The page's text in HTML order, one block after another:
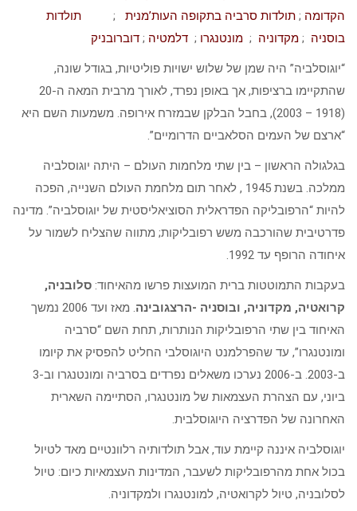
הקדומה ; תולדות סרביה בתקופה העות’מנית ; תולדות
בוסניה ; מקדוניה ; מונטנגרו ; דלמטיה ; דוברובניק
“יוגוסלביה” היה שמן של שלוש ישויות פוליטיות, בגודל שונה,
שהתקיימו ברציפות, אך באופן נפרד, לאורך מרבית המאה ה-20
(1918 – 2003), בחבל הבלקן שבמזרח אירופה. משמעות השם היא
“ארצם של העמים הסלאביים הדרומיים”.
בגלגולה הראשון – בין שתי מלחמות העולם – היתה יוגוסלביה
ממלכה. בשנת 1945 , לאחר תום מלחמת העולם השנייה, הפכה
להיות “הרפובליקה הפדראלית הסוציאליסטית של יוגוסלביה”. מדינה
פדרטיבית שהורכבה משש רפובליקות; מתווה שהצליח לשמור על
איחודה הרופף עד 1992.
בעקבות התמוטטות ברית המועצות פרשו מהאיחוד: סלובניה,
קרואטיה, מקדוניה, ובוסניה -הרצגובינה
. מאז ועד 2006 נמשך
האיחוד בין שתי הרפובליקות הנותרות, תחת השם “סרביה
ומונטנגרו”, עד שהפרלמנט היוגוסלבי החליט להפסיק את קיומו
ב-2003. ב-2006 נערכו משאלים נפרדים בסרביה ומונטנגרו וב-3
ביוני, עם הצהרת העצמאות של מונטנגרו, הסתיימה השארית
האחרונה של הפדרציה היוגוסלבית.
יוגוסלביה איננה קיימת עוד, אבל תולדותיה רלוונטיים מאד לטיול
בכול אחת מהרפובליקות לשעבר, המדינות העצמאיות כיום: טיול
לסלובניה, טיול לקרואטיה, למונטנגרו ולמקדוניה.